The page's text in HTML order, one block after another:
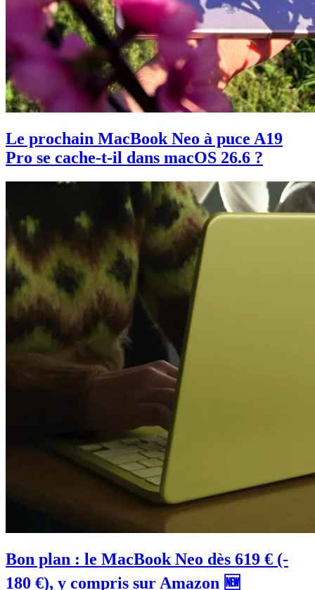
Le prochain MacBook Neo à puce A19
Pro se cache-t-il dans macOS 26.6 ?
Bon plan : le MacBook Neo dès 619 € (-
180 €), y compris sur Amazon 🆕